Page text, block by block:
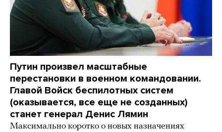
Путин произвел масштабные
перестановки в военном командовании.
Главой Войск беспилотных систем
(оказывается, все еще не созданных)
станет генерал Денис Лямин
Максимально коротко о новых назначениях